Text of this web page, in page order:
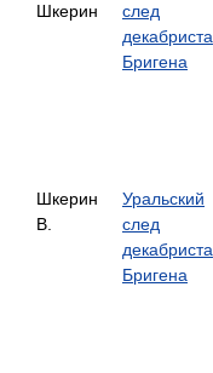
Шкерин
след
декабриста
Бригена
Шкерин
В.
Уральский
след
декабриста
Бригена